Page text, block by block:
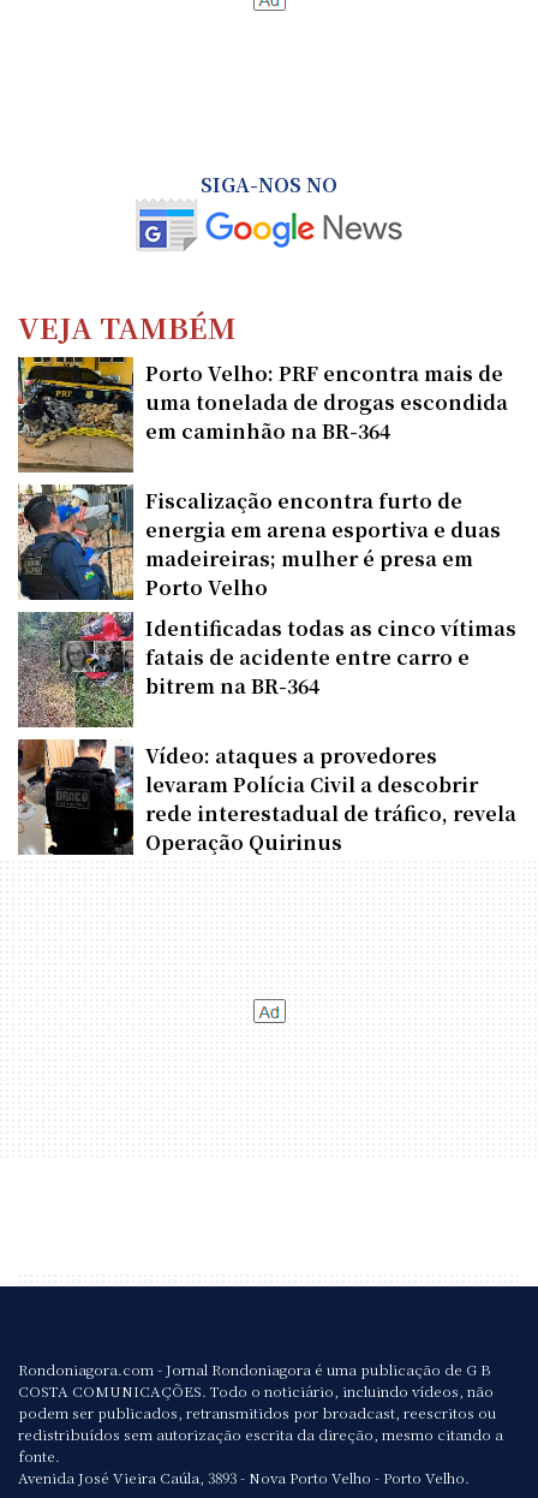
SIGA-NOS NO
VEJA TAMBÉM
Porto Velho: PRF encontra mais de
uma tonelada de drogas escondida
em caminhão na BR-364
Fiscalização encontra furto de
energia em arena esportiva e duas
madeireiras; mulher é presa em
Porto Velho
Identificadas todas as cinco vítimas
fatais de acidente entre carro e
bitrem na BR-364
Vídeo: ataques a provedores
levaram Polícia Civil a descobrir
rede interestadual de tráfico, revela
Operação Quirinus
Rondoniagora.com - Jornal Rondoniagora é uma publicação de G B
COSTA COMUNICAÇÕES. Todo o noticiário, incluindo vídeos, não
podem ser publicados, retransmitidos por broadcast, reescritos ou
redistribuídos sem autorização escrita da direção, mesmo citando a
fonte.
Avenida José Vieira Caúla, 3893 - Nova Porto Velho - Porto Velho.